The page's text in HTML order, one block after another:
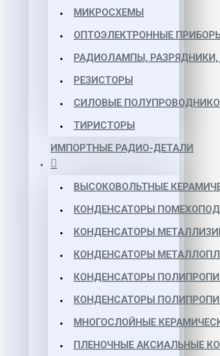
МИКРОСХЕМЫ
ОПТОЭЛЕКТРОННЫЕ
РАДИОЛАМПЫ,
РЕЗИСТОРЫ
СИЛОВЫЕ
ТИРИСТОРЫ
ИМПОРТНЫЕ РАДИО-ДЕТАЛИ
ВЫСОКОВОЛЬТНЫЕ
КОНДЕНСАТОРЫ
КОНДЕНСАТОРЫ
КОНДЕНСАТОРЫ
КОНДЕНСАТОРЫ
КОНДЕНСАТОРЫ
МНОГОСЛОЙНЫЕ
ПЛЕНОЧНЫЕ АКСИАЛЬНЫЕ